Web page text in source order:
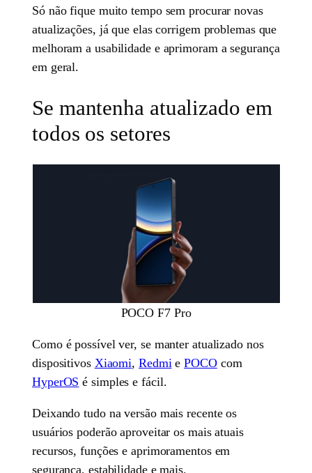
Só não fique muito tempo sem procurar novas
atualizações, já que elas corrigem problemas que
melhoram a usabilidade e aprimoram a segurança
em geral.
Se mantenha atualizado em
todos os setores
POCO F7 Pro
Como é possível ver, se manter atualizado nos
dispositivos Xiaomi, Redmi ePOCOcom
HyperOS é simples e fácil.
Deixando tudo na versão mais recente os
usuários poderão aproveitar os mais atuais
recursos, funções e aprimoramentos em
segurança, estabilidade e mais.